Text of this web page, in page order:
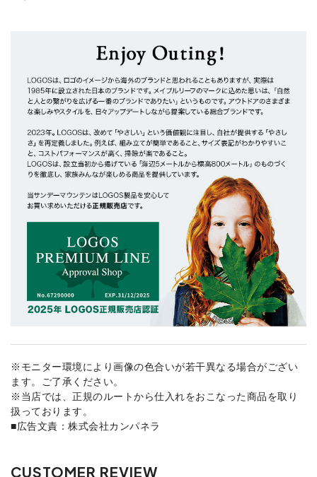
※モニター環境により画像の色合いが若干異なる場合がござい
ます。ご了承ください。
※当店では、正規のルートから仕入れをおこなった商品を取り
扱っております。
■広告文責：株式会社カンパネラ